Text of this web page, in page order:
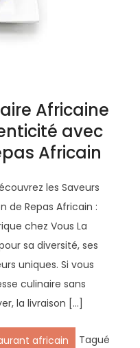
Africaine
avec
Africain
les Saveurs
de Repas Africain :
chez Vous La
sa diversité, ses
uniques. Si vous
culinaire sans
la livraison […]
africain
Tagué